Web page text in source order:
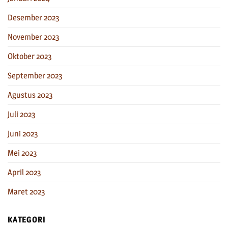
Desember 2023
November 2023
Oktober 2023
September 2023
Agustus 2023
Juli 2023
Juni 2023
Mei 2023
April 2023
Maret 2023
KATEGORI